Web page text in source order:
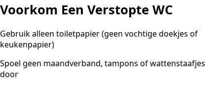
Voorkom Een Verstopte WC
Gebruik alleen toiletpapier (geen vochtige doekjes of
keukenpapier)
Spoel geen maandverband, tampons of wattenstaafjes
door